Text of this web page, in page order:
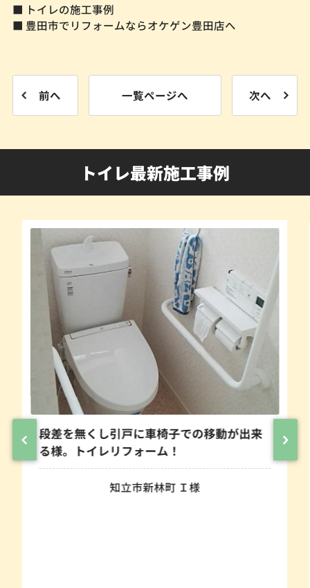
■ トイレの施工事例
■ 豊田市でリフォームならオケゲン豊田店へ
前へ 一覧ページへ 次へ
トイレ最新施工事例
段差を無くし引戸に車椅子での移動が出来
る様。トイレリフォーム！
知立市新林町 Ｉ様